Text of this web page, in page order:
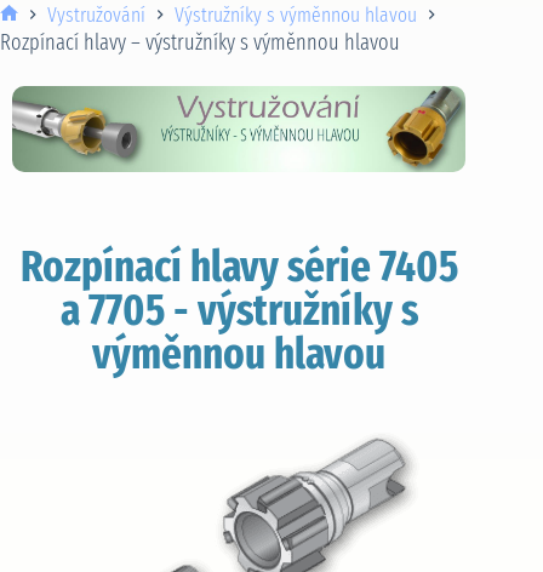
Vystružování Výstružníky s výměnnou hlavou
Rozpínací hlavy – výstružníky s výměnnou hlavou
Rozpínací hlavy série 7405
a 7705 - výstružníky s
výměnnou hlavou